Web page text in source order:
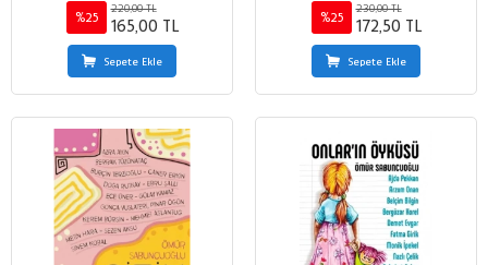
%25
220,00 TL
165,00 TL
Sepete Ekle
%25
230,00 TL
172,50 TL
Sepete Ekle